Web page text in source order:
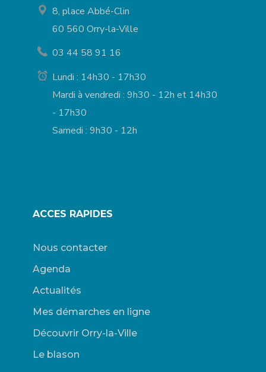
8, place Abbé-Clin
60 560 Orry-la-Ville
03 44 58 91 16
Lundi : 14h30 - 17h30
Mardi à vendredi : 9h30 - 12h et 14h30
- 17h30
Samedi : 9h30 - 12h
ACCES RAPIDES
Nous contacter
Agenda
Actualités
Mes démarches en ligne
Découvrir Orry-la-Ville
Le blason